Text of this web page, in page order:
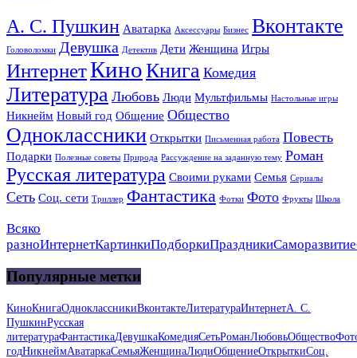
А. С. Пушкин Аватарка Аксессуары Бизнес Вконтакте
Головоломки Девушка Детектив Дети Женщина Игры
ИнтернетКиноКнига Комедия
Литература Любовь Люди Мультфильмы Настольные игры
Никнейм Новый год Общение Общество
Одноклассники Открытки Письменная работа Повесть
Подарки Полезные советы Природа Рассуждение на заданную тему Роман
Русская литература Своими руками Семья Сериалы
Сеть Соц. сети Триллер Фантастика Фотки Фото Фрукты Школа
Всяко
разноИнтернетКартинкиПодборкиПраздникиСаморазвитие
Популярные метки
КиноКнигаОдноклассникиВконтактеЛитератураИнтернетА. С.
ПушкинРусская
литератураФантастикаДевушкаКомедияСетьРоманЛюбовьОбщество
годНикнеймАватаркаСемьяЖенщинаЛюдиОбщениеОткрыткиСоц.